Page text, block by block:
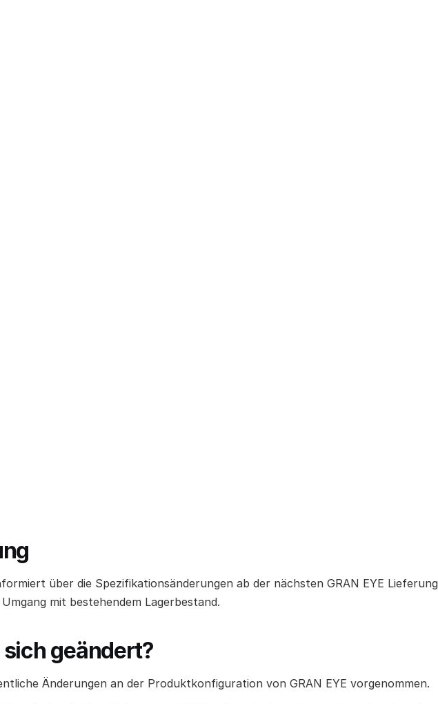
über die Spezifikationsänderungen ab der nächsten GRAN EYE Lieferung
mit bestehendem Lagerbestand.
geändert?
Änderungen an der Produktkonfiguration von GRAN EYE vorgenommen.